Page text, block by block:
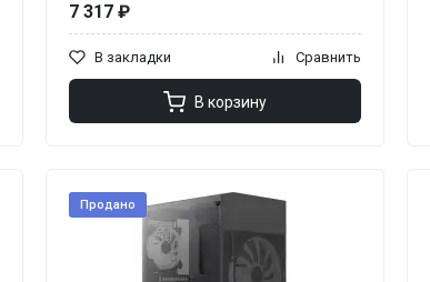
7 317 ₽
В закладки Сравнить
В корзину
Продано